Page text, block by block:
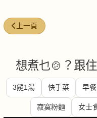
上一篇文章: 煎封紅衫魚配
上一頁
想煮乜🍲？跟
3餸1湯 快手菜 早餐
寂寞粉麵 女士